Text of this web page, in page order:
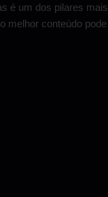
é um dos pilares mais
melhor conteúdo pode